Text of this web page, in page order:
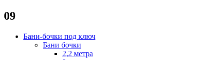
09
Бани-бочки под ключ
Бани бочки
2,2 метра